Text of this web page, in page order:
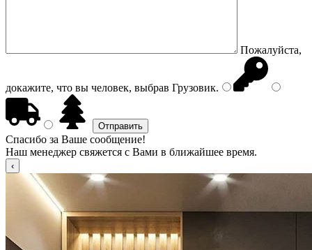
Пожалуйста,
докажите, что вы человек, выбрав Грузовик.
Спасибо за Ваше сообщение!
Наш менеджер свяжется с Вами в ближайшее время.